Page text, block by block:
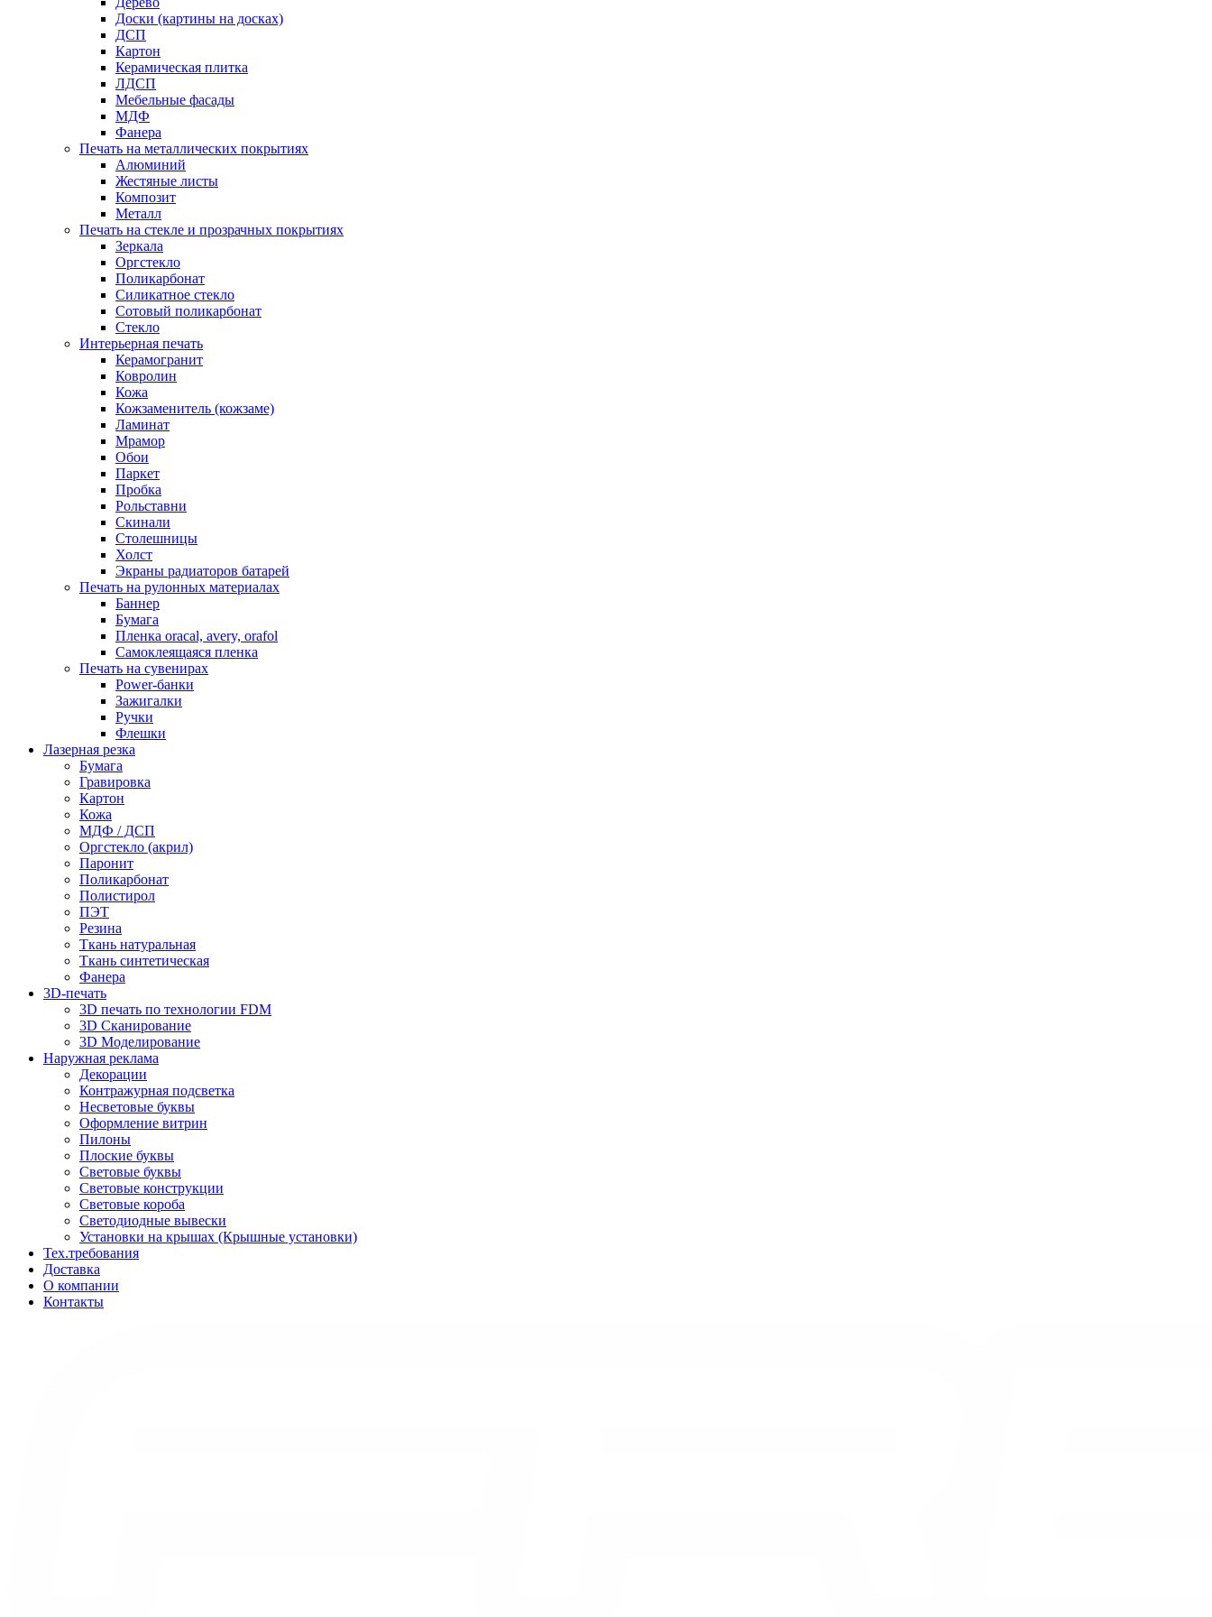
Доски (картины на досках)
ДСП
Картон
Керамическая плитка
ЛДСП
Мебельные фасады
МДФ
Фанера
Печать на металлических покрытиях
Алюминий
Жестяные листы
Композит
Металл
Печать на стекле и прозрачных покрытиях
Зеркала
Оргстекло
Поликарбонат
Силикатное стекло
Сотовый поликарбонат
Стекло
Интерьерная печать
Керамогранит
Ковролин
Кожа
Кожзаменитель (кожзаме)
Ламинат
Мрамор
Обои
Паркет
Пробка
Рольставни
Скинали
Столешницы
Холст
Экраны радиаторов батарей
Печать на рулонных материалах
Баннер
Бумага
Пленка oracal, avery, orafol
Самоклеящаяся пленка
Печать на сувенирах
Power-банки
Зажигалки
Ручки
Флешки
Лазерная резка
Бумага
Гравировка
Картон
Кожа
МДФ / ДСП
Оргстекло (акрил)
Паронит
Поликарбонат
Полистирол
ПЭТ
Резина
Ткань натуральная
Ткань синтетическая
Фанера
3D-печать
3D печать по технологии FDM
3D Сканирование
3D Моделирование
Наружная реклама
Декорации
Контражурная подсветка
Несветовые буквы
Оформление витрин
Пилоны
Плоские буквы
Световые буквы
Световые конструкции
Световые короба
Светодиодные вывески
Установки на крышах (Крышные установки)
Тех.требования
Доставка
О компании
Контакты